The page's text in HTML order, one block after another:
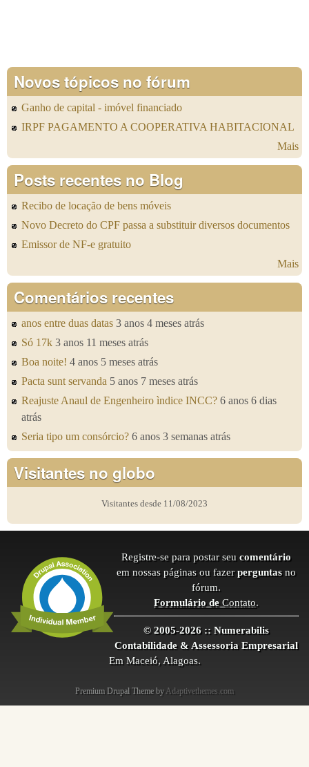
Novos tópicos no fórum
Ganho de capital - imóvel financiado
IRPF PAGAMENTO A COOPERATIVA HABITACIONAL
Mais
Posts recentes no Blog
Recibo de locação de bens móveis
Novo Decreto do CPF passa a substituir diversos documentos
Emissor de NF-e gratuito
Mais
Comentários recentes
anos entre duas datas 3 anos 4 meses atrás
Só 17k 3 anos 11 meses atrás
Boa noite! 4 anos 5 meses atrás
Pacta sunt servanda 5 anos 7 meses atrás
Reajuste Anaul de Engenheiro ìndice INCC? 6 anos 6 dias
atrás
Seria tipo um consórcio? 6 anos 3 semanas atrás
Visitantes no globo
Visitantes desde 11/08/2023
Registre-se para postar seu comentário
em nossas páginas ou fazer perguntas no
fórum.
Formulário deContato.
© 2005-2026 :: Numerabilis
Contabilidade & Assessoria Empresarial
Em Maceió, Alagoas.
Premium Drupal Theme by Adaptivethemes.com